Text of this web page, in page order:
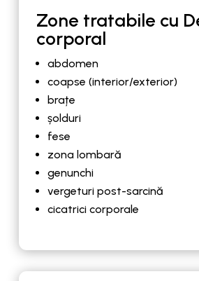
Zone tratabile cu
corporal
abdomen
coapse (interior/exterior)
brațe
șolduri
fese
zona lombară
genunchi
vergeturi post-sarcină
cicatrici corporale